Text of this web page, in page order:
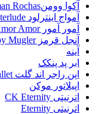
آکوا وومنAqua Woman Rochas
آمواج اینترلود Amouage Interlude
آمور آمور Amor Amor
آنجل قرمز Angel Passion Star by Mugler
آینه
ابر پد پنکک
اپن راجر اند گلت Roger & Gallet
اپیلاتور موکن
اترنیتی CK Eternity
اترنیتی Eternity